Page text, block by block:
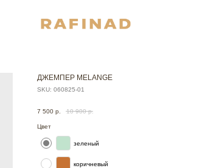
ДЖЕМПЕР MELANGE
SKU: 060825-01
7 500 р. 10 900 р.
Цвет
зеленый
коричневый